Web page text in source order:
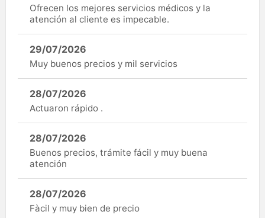
Ofrecen los mejores servicios médicos y la
atención al cliente es impecable.
29/07/2026
Muy buenos precios y mil servicios
28/07/2026
Actuaron rápido .
28/07/2026
Buenos precios, trámite fácil y muy buena
atención
28/07/2026
Fàcil y muy bien de precio